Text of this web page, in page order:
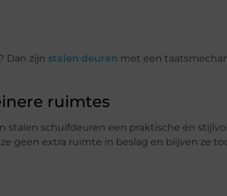
Dan zijn stalen deuren met een
ruimtes
stalen schuifdeuren een praktische én
geen extra ruimte in beslag en blijven ze